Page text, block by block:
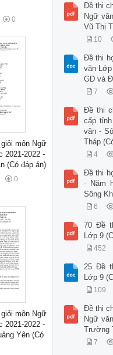
0
môn Ngữ
2021-2022 -
(Có đáp án)
0
môn Ngữ
2021-2022 -
Yên (Có
Đề thi
Ngữ
Vũ Thị
10
Đề thi
văn Lớp
GD và
7
Đề thi
cấp
văn -
Tháp
4
Đề thi
- Năm
Sông
6
70 Đề
Lớp 9
452
25 Đề
Lớp 9
109
Đề thi
Ngữ
Trường
7